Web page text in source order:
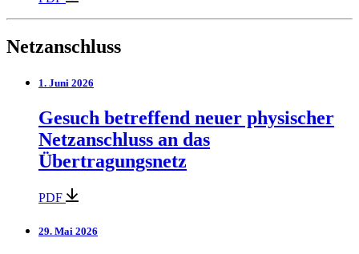
Netzanschluss
1. Juni 2026
Gesuch betreffend neuer physischer
Netzanschluss an das
Übertragungsnetz
PDF
29. Mai 2026